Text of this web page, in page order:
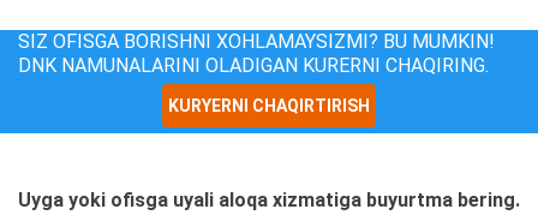
SIZ OFISGA BORISHNI XOHLAMAYSIZMI? BU MUMKIN!
DNK NAMUNALARINI OLADIGAN KURERNI CHAQIRING.
KURYERNI CHAQIRTIRISH
Uyga yoki ofisga uyali aloqa xizmatiga buyurtma bering.